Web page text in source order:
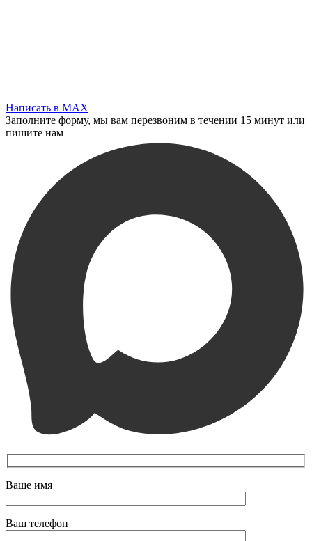
Написать в MAX
Заполните форму, мы вам перезвоним в течении 15 минут или
пишите нам
Ваше имя
Ваш телефон